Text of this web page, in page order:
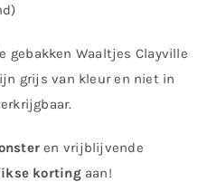
gebakken Waaltjes Clayville
grijs van kleur en niet in
en vrijblijvende
korting aan!